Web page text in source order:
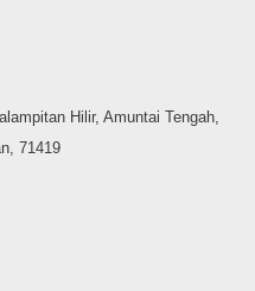
Hilir, Amuntai Tengah,
71419